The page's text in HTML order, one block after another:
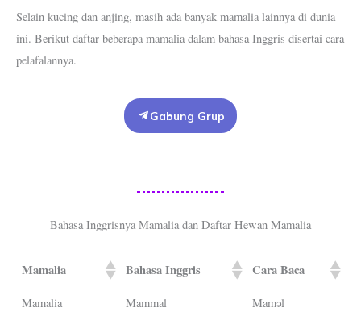
Selain kucing dan anjing, masih ada banyak mamalia lainnya di dunia
ini. Berikut daftar beberapa mamalia dalam bahasa Inggris disertai cara
pelafalannya.
Gabung Grup
Bahasa Inggrisnya Mamalia dan Daftar Hewan Mamalia
Mamalia Bahasa Inggris Cara Baca
Mamalia Mammal Maməl